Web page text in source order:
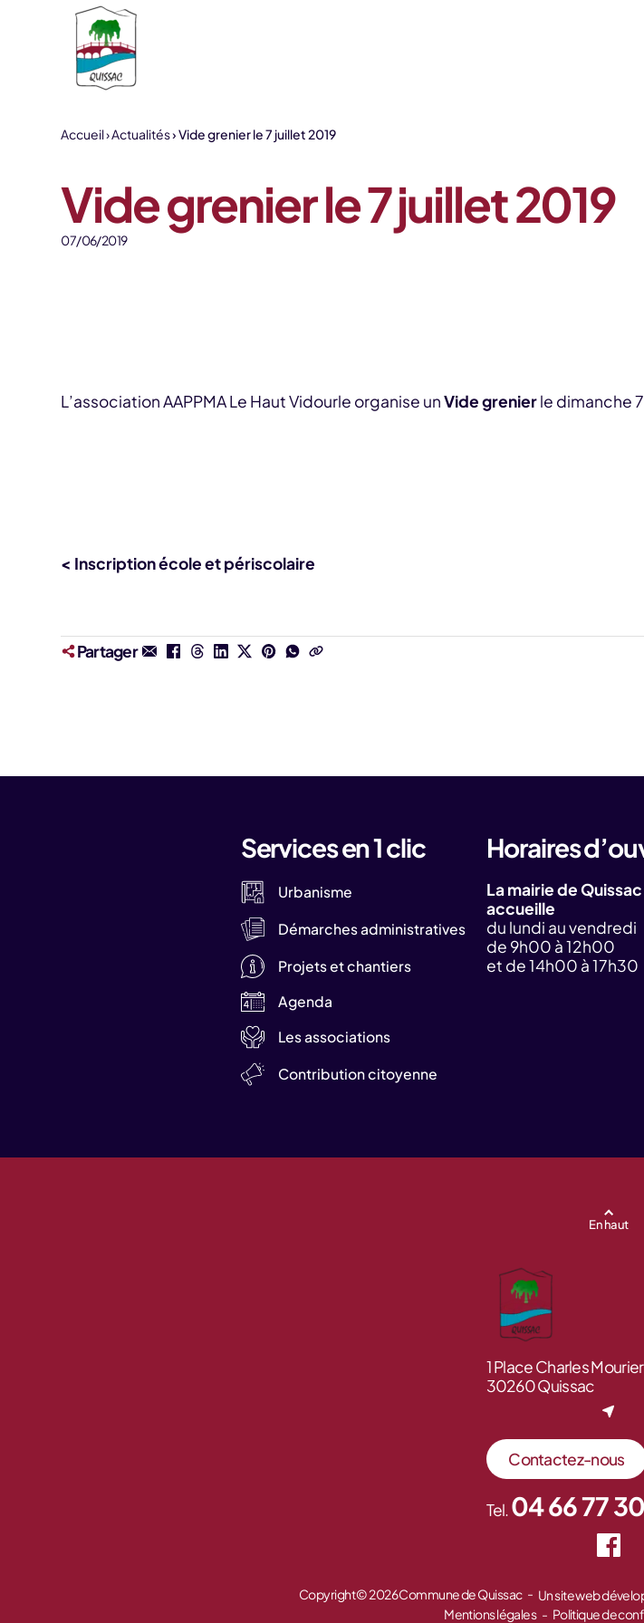
Aller au contenu
Accueil Actualités Vide grenier le 7 juillet 2019
Vide grenier le 7 juillet 2019
07/06/2019
L’association AAPPMA Le Haut Vidourle organise unVide grenierle dimanche
< Inscription école et périscolaire
Partager
Services en 1 clic
Urbanisme
Démarches administratives
Projets et chantiers
Agenda
Les associations
Contribution citoyenne
Horaires
La mairie de
accueille
du lundi au vendredi
de 9h00 à 12h00
et de 14h00 à 17h30
En haut
1 Place Charles Mourier
30260 Quissac
Contactez-nous
Tel.04 66 77
Copyright © 2026 Commune de Quissac Un site web
Mentions légales
Politique de